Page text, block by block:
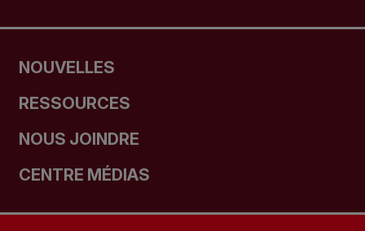
NOUVELLES
RESSOURCES
NOUS JOINDRE
CENTRE MÉDIAS